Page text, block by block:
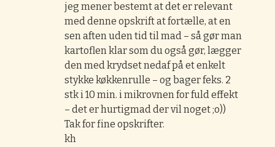
jeg mener bestemt at det er relevant
med denne opskrift at fortælle, at en
sen aften uden tid til mad – så gør man
kartoflen klar som du også gør, lægger
den med krydset nedaf på et enkelt
stykke køkkenrulle – og bager feks. 2
stk i 10 min. i mikrovnen for fuld effekt
– det er hurtigmad der vil noget ;o))
Tak for fine opskrifter.
kh